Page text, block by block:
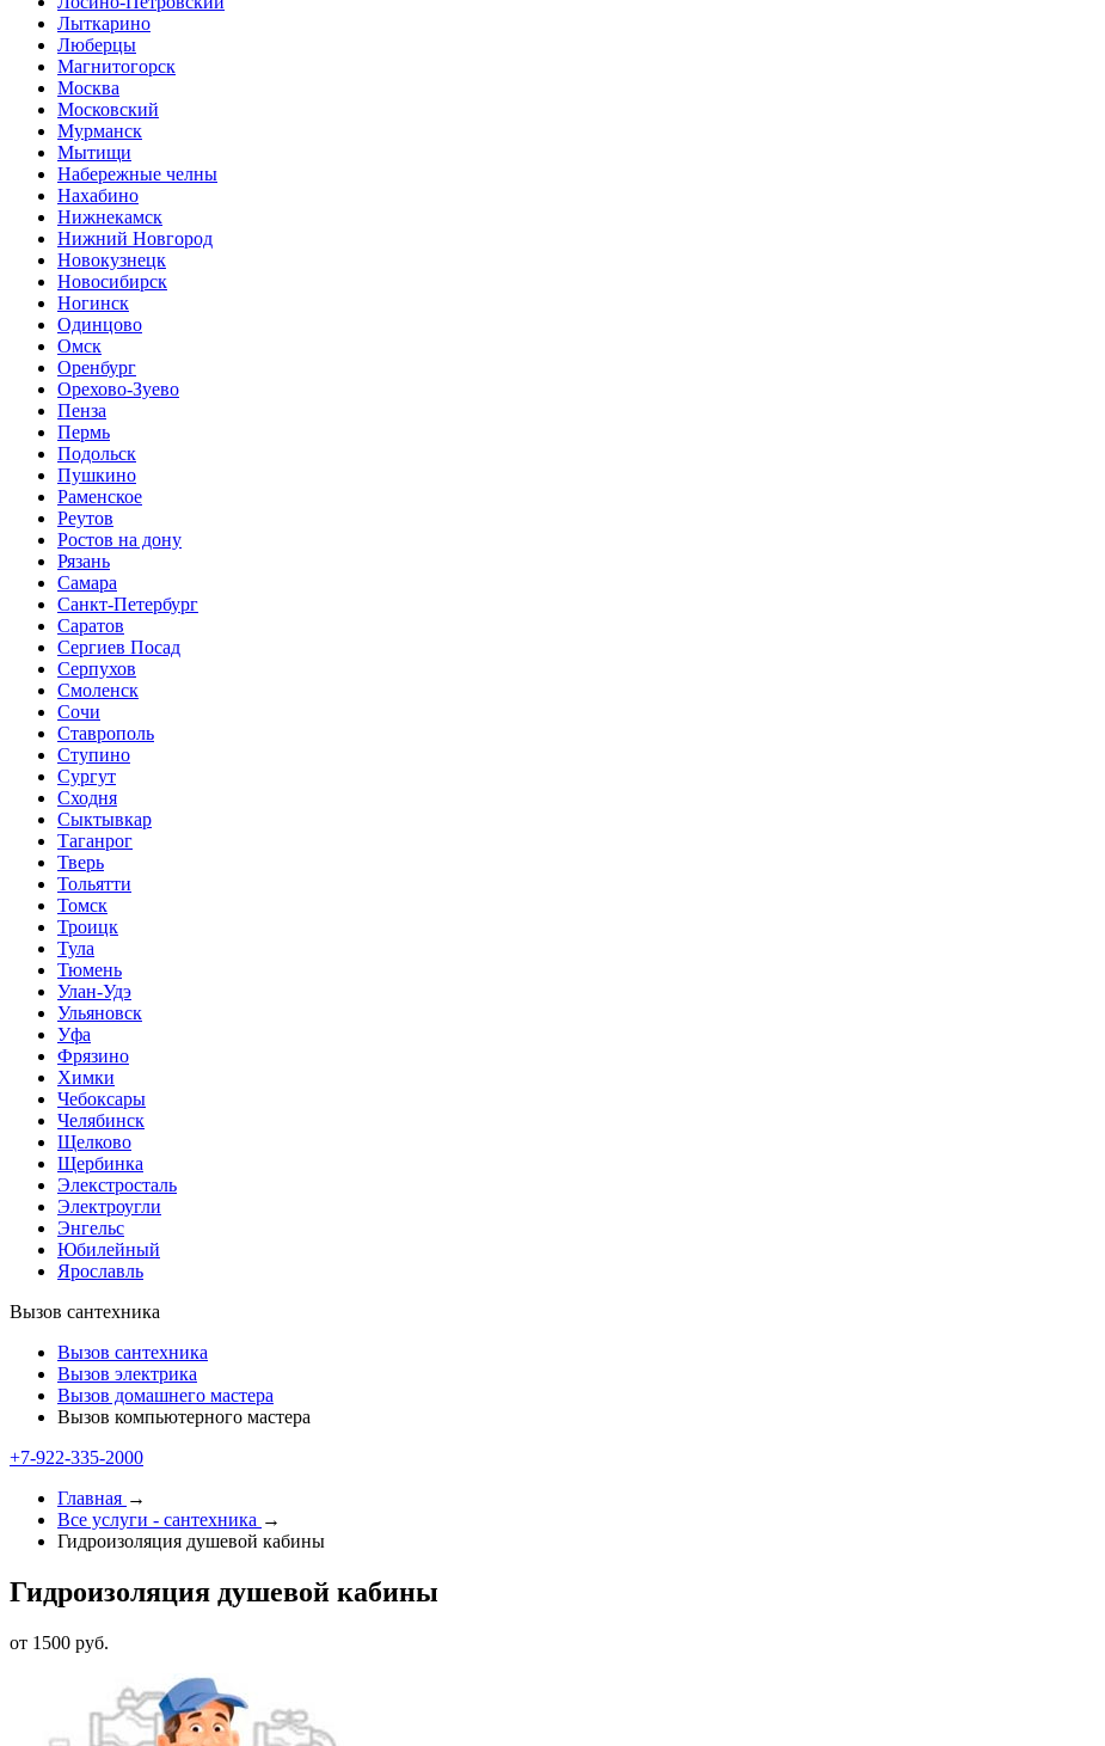
Лыткарино
Люберцы
Магнитогорск
Москва
Московский
Мурманск
Мытищи
Набережные челны
Нахабино
Нижнекамск
Нижний Новгород
Новокузнецк
Новосибирск
Ногинск
Одинцово
Омск
Оренбург
Орехово-Зуево
Пенза
Пермь
Подольск
Пушкино
Раменское
Реутов
Ростов на дону
Рязань
Самара
Санкт-Петербург
Саратов
Сергиев Посад
Серпухов
Смоленск
Сочи
Ставрополь
Ступино
Сургут
Сходня
Сыктывкар
Таганрог
Тверь
Тольятти
Томск
Троицк
Тула
Тюмень
Улан-Удэ
Ульяновск
Уфа
Фрязино
Химки
Чебоксары
Челябинск
Щелково
Щербинка
Элекстросталь
Электроугли
Энгельс
Юбилейный
Ярославль
Вызов сантехника
Вызов сантехника
Вызов электрика
Вызов домашнего мастера
Вызов компьютерного мастера
+7-922-335-1000
Главная →
Все услуги - cантехника →
Гидроизоляция душевой кабины
Гидроизоляция душевой кабины
от 1500 руб.